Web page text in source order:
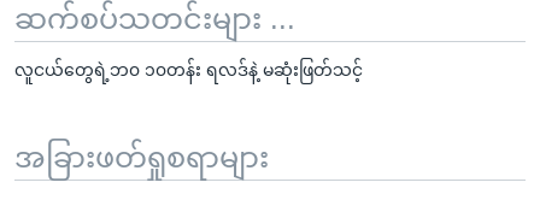
ဆက်စပ်သတင်းများ ...
လူငယ်တွေရဲ့ဘ၀ ၁၀တန်း ရလဒ်နဲ့ မဆုံးဖြတ်သင့်
အခြားဖတ်ရှုစရာများ